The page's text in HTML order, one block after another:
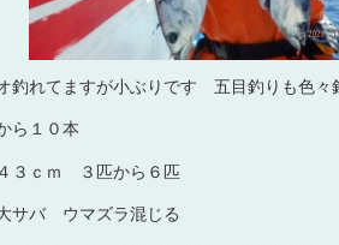
釣れてますが小ぶりです 五目釣りも色々
１０本
３ｃｍ ３匹から６匹
バ ウマズラ混じる